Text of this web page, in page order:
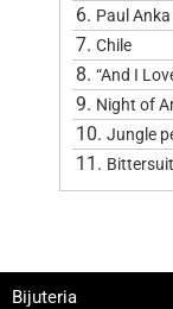
6. Paul
7. Chile
8. “And I
9. Night of
10. Jungle
11.
Bijuteria